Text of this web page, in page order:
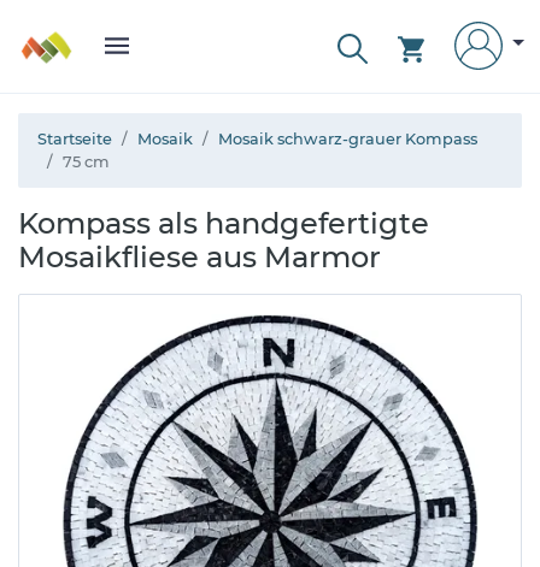
Startseite Mosaik
Mosaik schwarz-grauer Kompass
75 cm
Kompass als handgefertigte
Mosaikfliese aus Marmor